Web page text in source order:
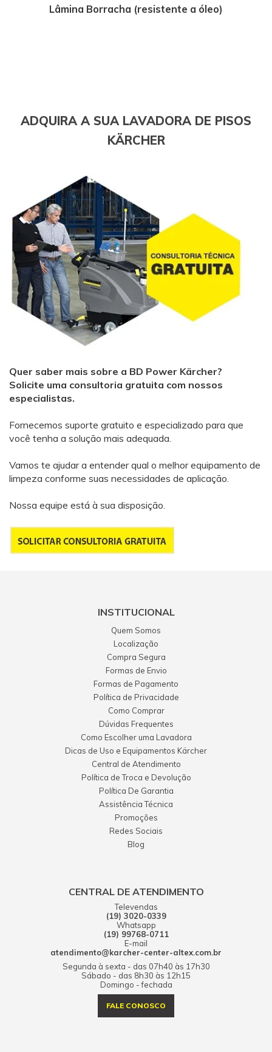
Lâmina Borracha (resistente a óleo)
ADQUIRA A SUA LAVADORA DE PISOS
KÄRCHER
Quer saber mais sobre a BD Power Kärcher?
Solicite uma consultoria gratuita com nossos
especialistas.
Fornecemos suporte gratuito e especializado para que
você tenha a solução mais adequada.
Vamos te ajudar a entender qual o melhor equipamento de
limpeza conforme suas necessidades de aplicação.
Nossa equipe está à sua disposição.
INSTITUCIONAL
Quem Somos
Localização
Compra Segura
Formas de Envio
Formas de Pagamento
Política de Privacidade
Como Comprar
Dúvidas Frequentes
Como Escolher uma Lavadora
Dicas de Uso e Equipamentos Kärcher
Central de Atendimento
Política de Troca e Devolução
Política De Garantia
Assistência Técnica
Promoções
Redes Sociais
Blog
CENTRAL DE ATENDIMENTO
Televendas
(19) 3020-0339
Whatsapp
(19) 99768-0711
E-mail
atendimento@karcher-center-altex.com.br
Segunda à sexta - das 07h40 às 17h30
Sábado - das 8h30 às 12h15
Domingo - fechada
FALE CONOSCO